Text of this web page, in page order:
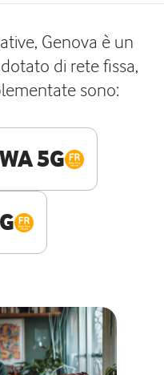
Genova è un
di rete fissa,
sono:
5G